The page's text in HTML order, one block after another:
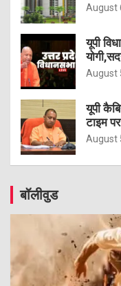
August
यूपी
August
यूपी
टाइम
August
बॉलीवुड